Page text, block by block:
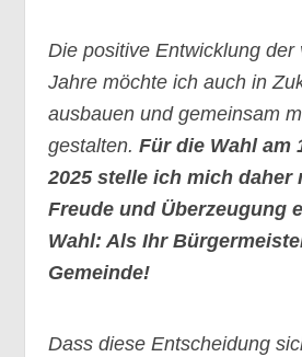
Die positive Entwicklung der
Jahre möchte ich auch in
ausbauen und gemeinsam
gestalten. Für die Wahl am
2025 stelle ich mich daher
Freude und Überzeugung
Wahl: Als Ihr
Gemeinde!
Dass diese Entscheidung